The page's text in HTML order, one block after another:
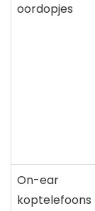
oordopjes
On-ear
koptelefoons